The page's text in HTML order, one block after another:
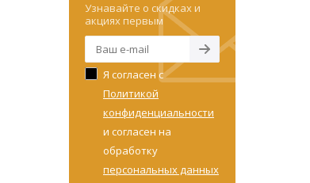
Узнавайте о скидках и
акциях первым
Я согласен с
Политикой
конфиденциальности
и согласен на
обработку
персональных данных